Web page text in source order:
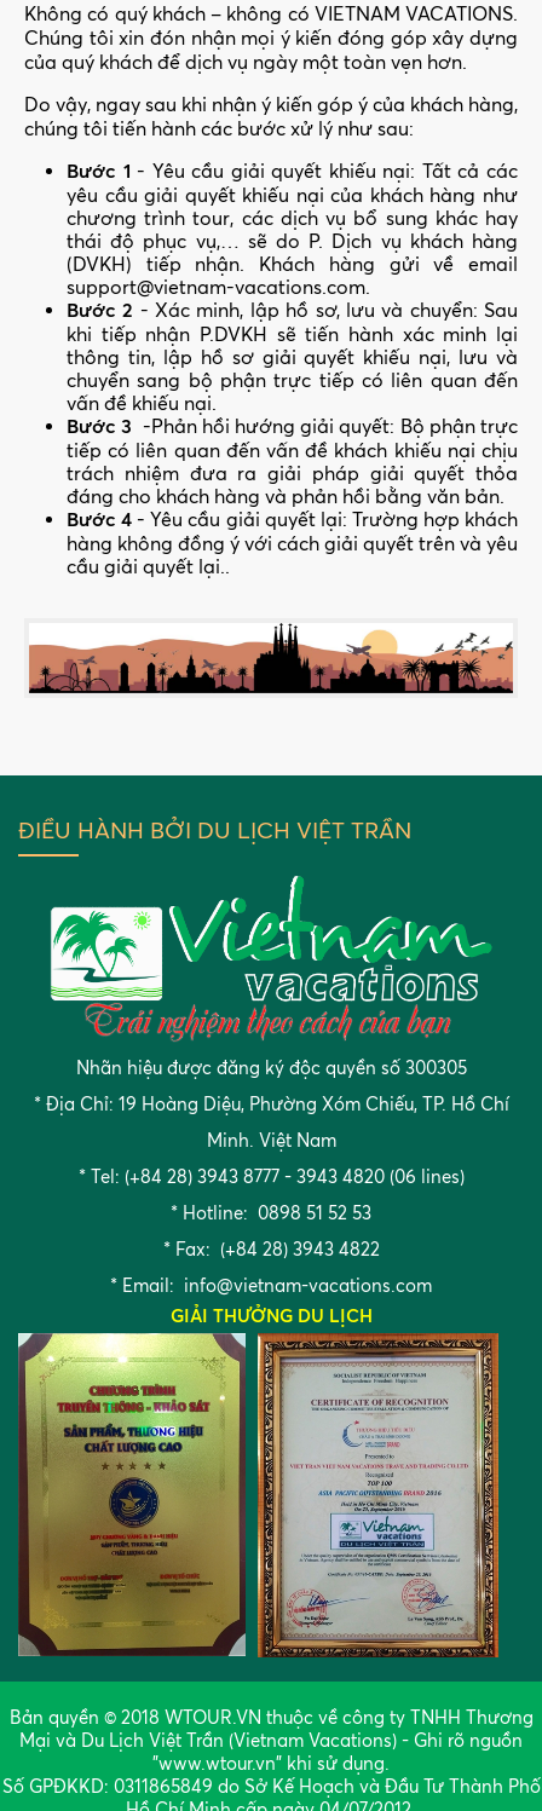
Không có quý khách – không có VIETNAM VACATIONS.
Chúng tôi xin đón nhận mọi ý kiến đóng góp xây dựng
của quý khách để dịch vụ ngày một toàn vẹn hơn.
Do vậy, ngay sau khi nhận ý kiến góp ý của khách hàng,
chúng tôi tiến hành các bước xử lý như sau:
Bước 1 - Yêu cầu giải quyết khiếu nại: Tất cả các
yêu cầu giải quyết khiếu nại của khách hàng như
chương trình tour, các dịch vụ bổ sung khác hay
thái độ phục vụ,… sẽ do P. Dịch vụ khách hàng
(DVKH) tiếp nhận. Khách hàng gửi về email
support@vietnam-vacations.com.
Bước 2 - Xác minh, lập hồ sơ, lưu và chuyển: Sau
khi tiếp nhận P.DVKH sẽ tiến hành xác minh lại
thông tin, lập hồ sơ giải quyết khiếu nại, lưu và
chuyển sang bộ phận trực tiếp có liên quan đến
vấn đề khiếu nại.
Bước 3 -Phản hồi hướng giải quyết: Bộ phận trực
tiếp có liên quan đến vấn đề khách khiếu nại chịu
trách nhiệm đưa ra giải pháp giải quyết thỏa
đáng cho khách hàng và phản hồi bằng văn bản.
Bước 4 - Yêu cầu giải quyết lại: Trường hợp khách
hàng không đồng ý với cách giải quyết trên và yêu
cầu giải quyết lại..
ĐIỀU HÀNH BỞI DU LỊCH VIỆT TRẦN
Nhãn hiệu được đăng ký độc quyền số 300305
* Địa Chỉ: 19 Hoàng Diệu, Phường Xóm Chiếu, TP. Hồ Chí
Minh. Việt Nam
* Tel: (+84 28) 3943 8777 - 3943 4820 (06 lines)
* Hotline: 0898 51 52 53
* Fax: (+84 28) 3943 4822
* Email: info@vietnam-vacations.com
GIẢI THƯỞNG DU LỊCH
Bản quyền © 2018 WTOUR.VN thuộc về công ty TNHH Thương
Mại và Du Lịch Việt Trần (Vietnam Vacations) - Ghi rõ nguồn
"www.wtour.vn" khi sử dụng.
Số GPĐKKD: 0311865849 do Sở Kế Hoạch và Đầu Tư Thành Phố